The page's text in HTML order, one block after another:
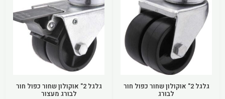
גלגל 2" אוקולון שחור כפול חור
לבורג
גלגל 2" אוקולון שחור כפול חור
לבורג מעצור